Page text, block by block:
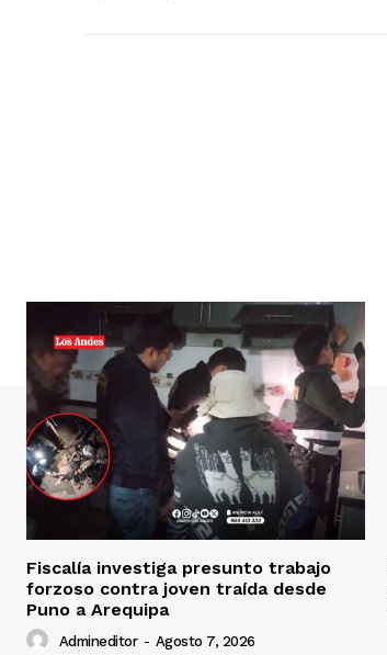
Fiscalía investiga presunto trabajo
forzoso contra joven traída desde
Puno a Arequipa
Admineditor - Agosto 7, 2026